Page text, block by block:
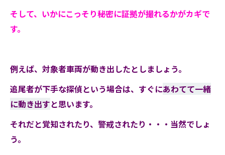
そして、いかにこっそり秘密に証拠が撮れるかがカギで
す。
例えば、対象者車両が動き出したとしましょう。
追尾者が下手な探偵という場合は、すぐにあわてて一緒
に動き出すと思います。
それだと覚知されたり、警戒されたり・・・当然でしょ
う。